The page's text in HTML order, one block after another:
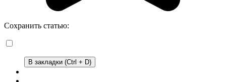
Сохранить статью:
В закладки (Ctrl + D)